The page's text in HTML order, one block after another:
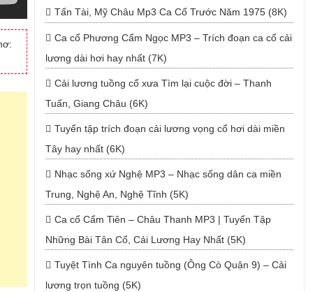
Tấn Tài, Mỹ Châu Mp3 Ca Cổ Trước Năm 1975 (8K)
Ca cổ Phương Cẩm Ngọc MP3 – Trích đoạn ca cổ cải
lương dài hơi hay nhất (7K)
Cải lương tuồng cổ xưa Tìm lại cuộc đời – Thanh
Tuấn, Giang Châu (6K)
Tuyển tập trích đoạn cải lương vọng cổ hơi dài miền
Tây hay nhất (6K)
Nhạc sống xứ Nghệ MP3 – Nhạc sống dân ca miền
Trung, Nghệ An, Nghệ Tĩnh (5K)
Ca cổ Cẩm Tiên – Châu Thanh MP3 | Tuyển Tập
Những Bài Tân Cổ, Cải Lương Hay Nhất (5K)
Tuyệt Tình Ca nguyên tuồng (Ông Cò Quận 9) – Cải
lương trọn tuồng (5K)